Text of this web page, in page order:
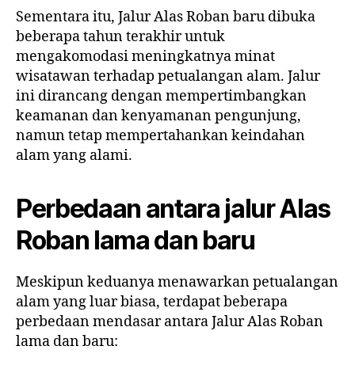
Sementara itu, Jalur Alas Roban baru dibuka
beberapa tahun terakhir untuk
mengakomodasi meningkatnya minat
wisatawan terhadap petualangan alam. Jalur
ini dirancang dengan mempertimbangkan
keamanan dan kenyamanan pengunjung,
namun tetap mempertahankan keindahan
alam yang alami.
Perbedaan antara jalur Alas
Roban lama dan baru
Meskipun keduanya menawarkan petualangan
alam yang luar biasa, terdapat beberapa
perbedaan mendasar antara Jalur Alas Roban
lama dan baru: